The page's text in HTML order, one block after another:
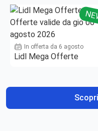
In offerta da 6 agosto
Lidl Mega Offerte